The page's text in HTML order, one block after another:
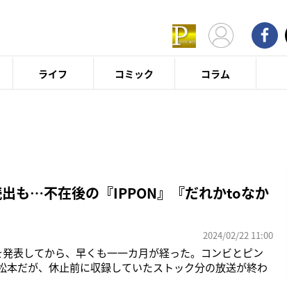
ライフ コミック コラム
も…不在後の『IPPON』『だれかtoなか
2024/02/22 11:00
表してから、早くも一一カ月が経った。コンビとピン
だが、休止前に収録していたストック分の放送が終わ